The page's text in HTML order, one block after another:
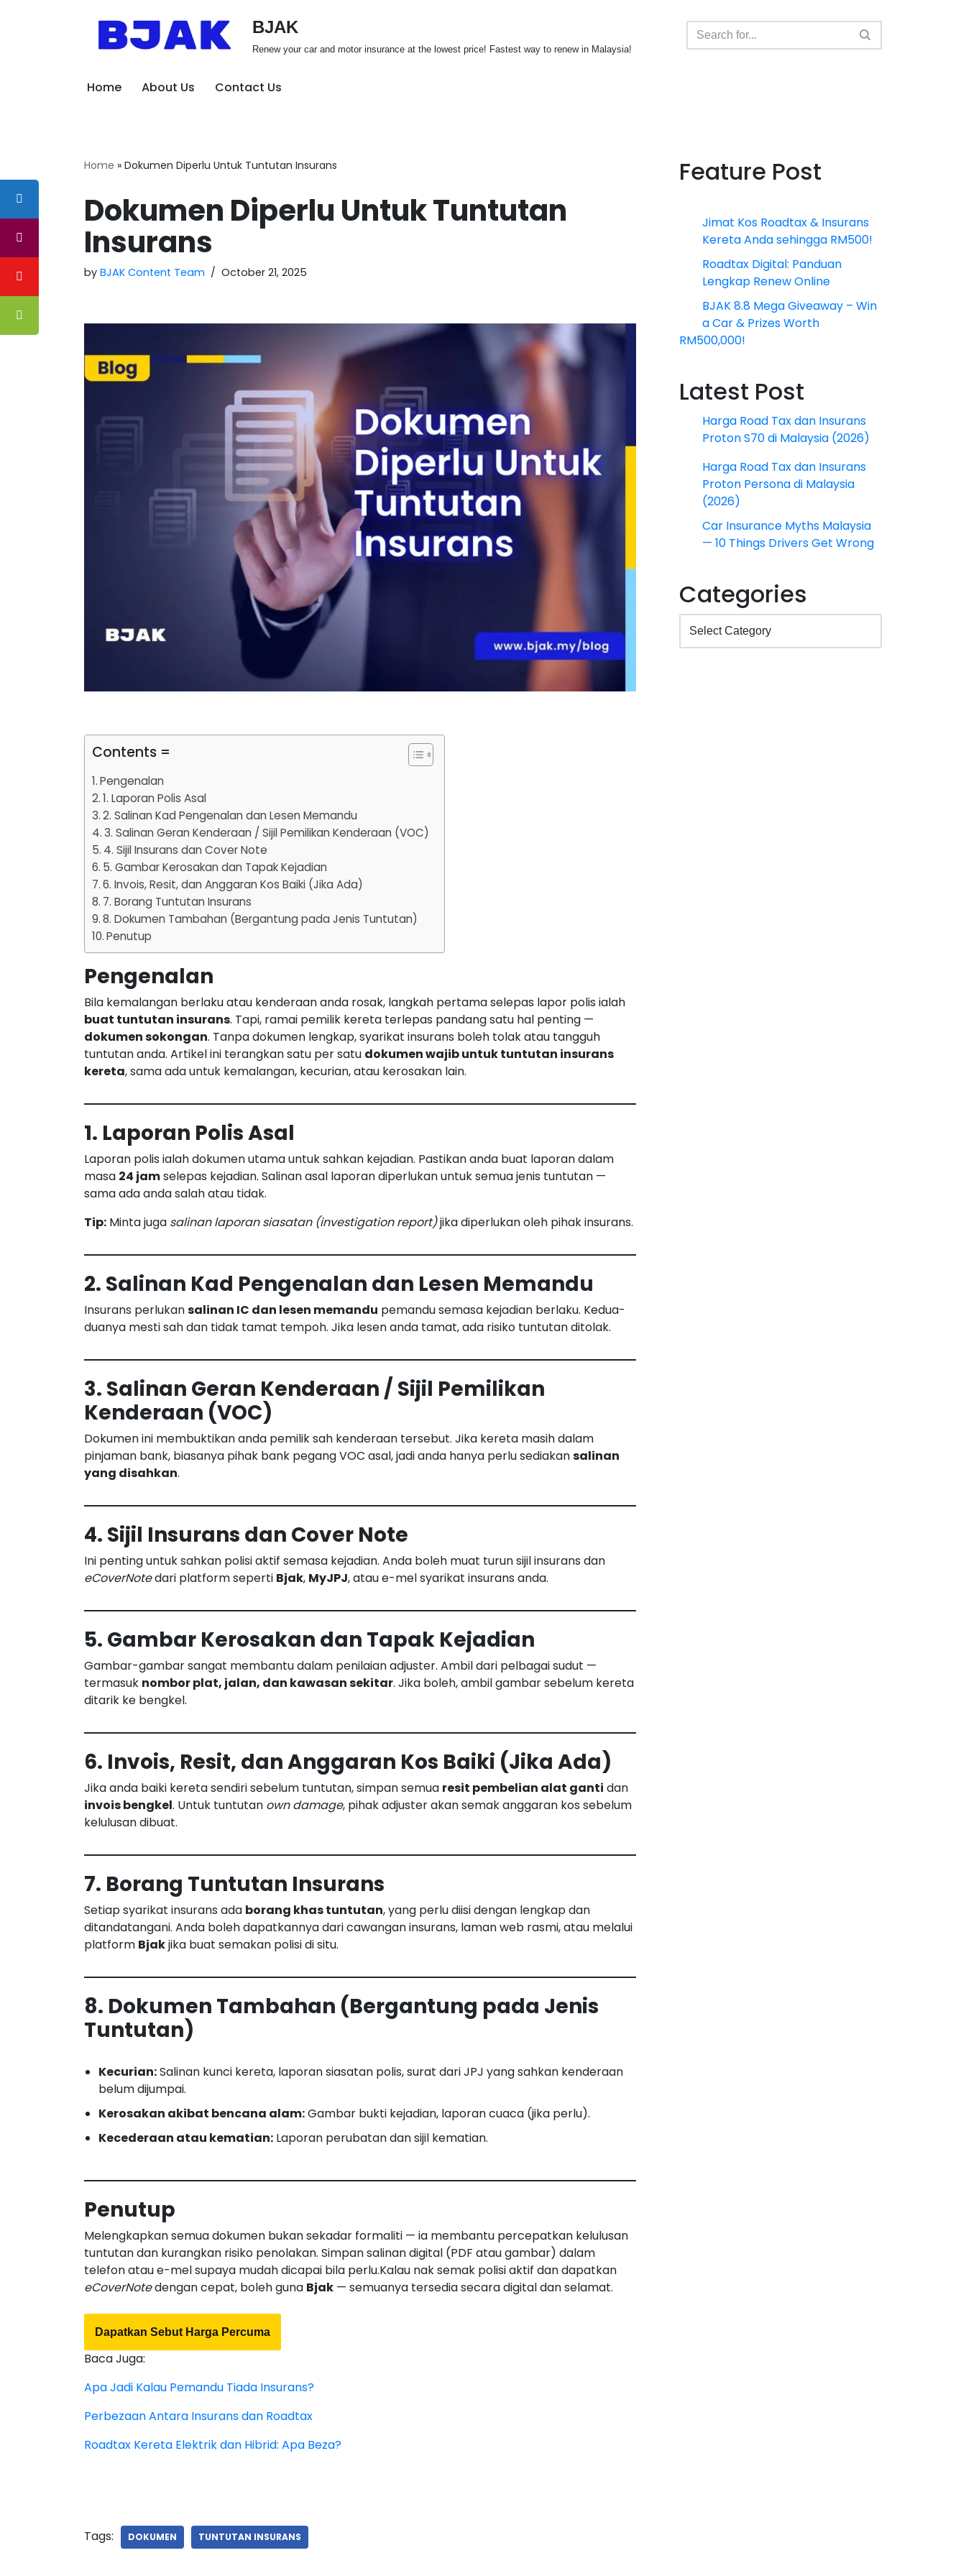
BJAK
Renew your car and motor insurance at the lowest price! Fastest way to renew in Malaysia!
Home About Us Contact Us
Home » Dokumen Diperlu Untuk Tuntutan Insurans
Dokumen Diperlu Untuk Tuntutan
Insurans
by BJAK Content Team October 21, 2025
Contents =
Pengenalan
1. Laporan Polis Asal
2. Salinan Kad Pengenalan dan Lesen Memandu
3. Salinan Geran Kenderaan / Sijil Pemilikan Kenderaan (VOC)
4. Sijil Insurans dan Cover Note
5. Gambar Kerosakan dan Tapak Kejadian
6. Invois, Resit, dan Anggaran Kos Baiki (Jika Ada)
7. Borang Tuntutan Insurans
8. Dokumen Tambahan (Bergantung pada Jenis Tuntutan)
Penutup
Pengenalan
Bila kemalangan berlaku atau kenderaan anda rosak, langkah pertama selepas lapor polis ialah
buat tuntutan insurans. Tapi, ramai pemilik kereta terlepas pandang satu hal penting —
dokumen sokongan. Tanpa dokumen lengkap, syarikat insurans boleh tolak atau tangguh
tuntutan anda. Artikel ini terangkan satu per satu dokumen wajib untuk tuntutan insurans
kereta, sama ada untuk kemalangan, kecurian, atau kerosakan lain.
1. Laporan Polis Asal
Laporan polis ialah dokumen utama untuk sahkan kejadian. Pastikan anda buat laporan dalam
masa 24 jamselepas kejadian. Salinan asal laporan diperlukan untuk semua jenis tuntutan —
sama ada anda salah atau tidak.
Tip: Minta juga salinan laporan siasatan (investigation report)jika diperlukan oleh pihak insurans.
2. Salinan Kad Pengenalan dan Lesen Memandu
Insurans perlukansalinan IC dan lesen memandu pemandu semasa kejadian berlaku. Kedua-
duanya mesti sah dan tidak tamat tempoh. Jika lesen anda tamat, ada risiko tuntutan ditolak.
3. Salinan Geran Kenderaan / Sijil Pemilikan
Kenderaan (VOC)
Dokumen ini membuktikan anda pemilik sah kenderaan tersebut. Jika kereta masih dalam
pinjaman bank, biasanya pihak bank pegang VOC asal, jadi anda hanya perlu sediakansalinan
yang disahkan.
4. Sijil Insurans dan Cover Note
Ini penting untuk sahkan polisi aktif semasa kejadian. Anda boleh muat turun sijil insurans dan
eCoverNotedari platform seperti Bjak, MyJPJ, atau e-mel syarikat insurans anda.
5. Gambar Kerosakan dan Tapak Kejadian
Gambar-gambar sangat membantu dalam penilaian adjuster. Ambil dari pelbagai sudut —
termasuk nombor plat, jalan, dan kawasan sekitar. Jika boleh, ambil gambar sebelum kereta
ditarik ke bengkel.
6. Invois, Resit, dan Anggaran Kos Baiki (Jika Ada)
Jika anda baiki kereta sendiri sebelum tuntutan, simpan semua resit pembelian alat ganti dan
invois bengkel. Untuk tuntutan own damage, pihak adjuster akan semak anggaran kos sebelum
kelulusan dibuat.
7. Borang Tuntutan Insurans
Setiap syarikat insurans ada borang khas tuntutan, yang perlu diisi dengan lengkap dan
ditandatangani. Anda boleh dapatkannya dari cawangan insurans, laman web rasmi, atau melalui
platform Bjakjika buat semakan polisi di situ.
8. Dokumen Tambahan (Bergantung pada Jenis
Tuntutan)
Kecurian:Salinan kunci kereta, laporan siasatan polis, surat dari JPJ yang sahkan kenderaan
belum dijumpai.
Kerosakan akibat bencana alam:Gambar bukti kejadian, laporan cuaca (jika perlu).
Kecederaan atau kematian: Laporan perubatan dan sijil kematian.
Penutup
Melengkapkan semua dokumen bukan sekadar formaliti — ia membantu percepatkan kelulusan
tuntutan dan kurangkan risiko penolakan. Simpan salinan digital (PDF atau gambar) dalam
telefon atau e-mel supaya mudah dicapai bila perlu.Kalau nak semak polisi aktif dan dapatkan
eCoverNotedengan cepat, boleh guna Bjak — semuanya tersedia secara digital dan selamat.
Dapatkan Sebut Harga Percuma
Baca Juga:
Apa Jadi Kalau Pemandu Tiada Insurans?
Perbezaan Antara Insurans dan Roadtax
Roadtax Kereta Elektrik dan Hibrid: Apa Beza?
Tags: DOKUMEN TUNTUTAN INSURANS
Feature Post
Jimat Kos Roadtax & Insurans
Kereta Anda sehingga RM500!
Roadtax Digital: Panduan
Lengkap Renew Online
BJAK 8.8 Mega Giveaway – Win
a Car & Prizes Worth
RM500,000!
Latest Post
Harga Road Tax dan Insurans
Proton S70 di Malaysia (2026)
Harga Road Tax dan Insurans
Proton Persona di Malaysia
(2026)
Car Insurance Myths Malaysia
— 10 Things Drivers Get Wrong
Categories